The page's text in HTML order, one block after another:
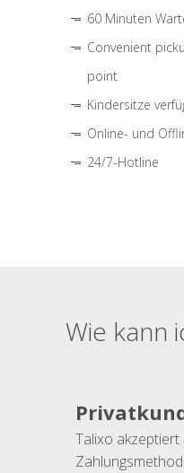
60 Minuten
Convenient
point
Kindersitze
Online- und
24/7-Hotline
Wie kann
Talixo akzeptiert